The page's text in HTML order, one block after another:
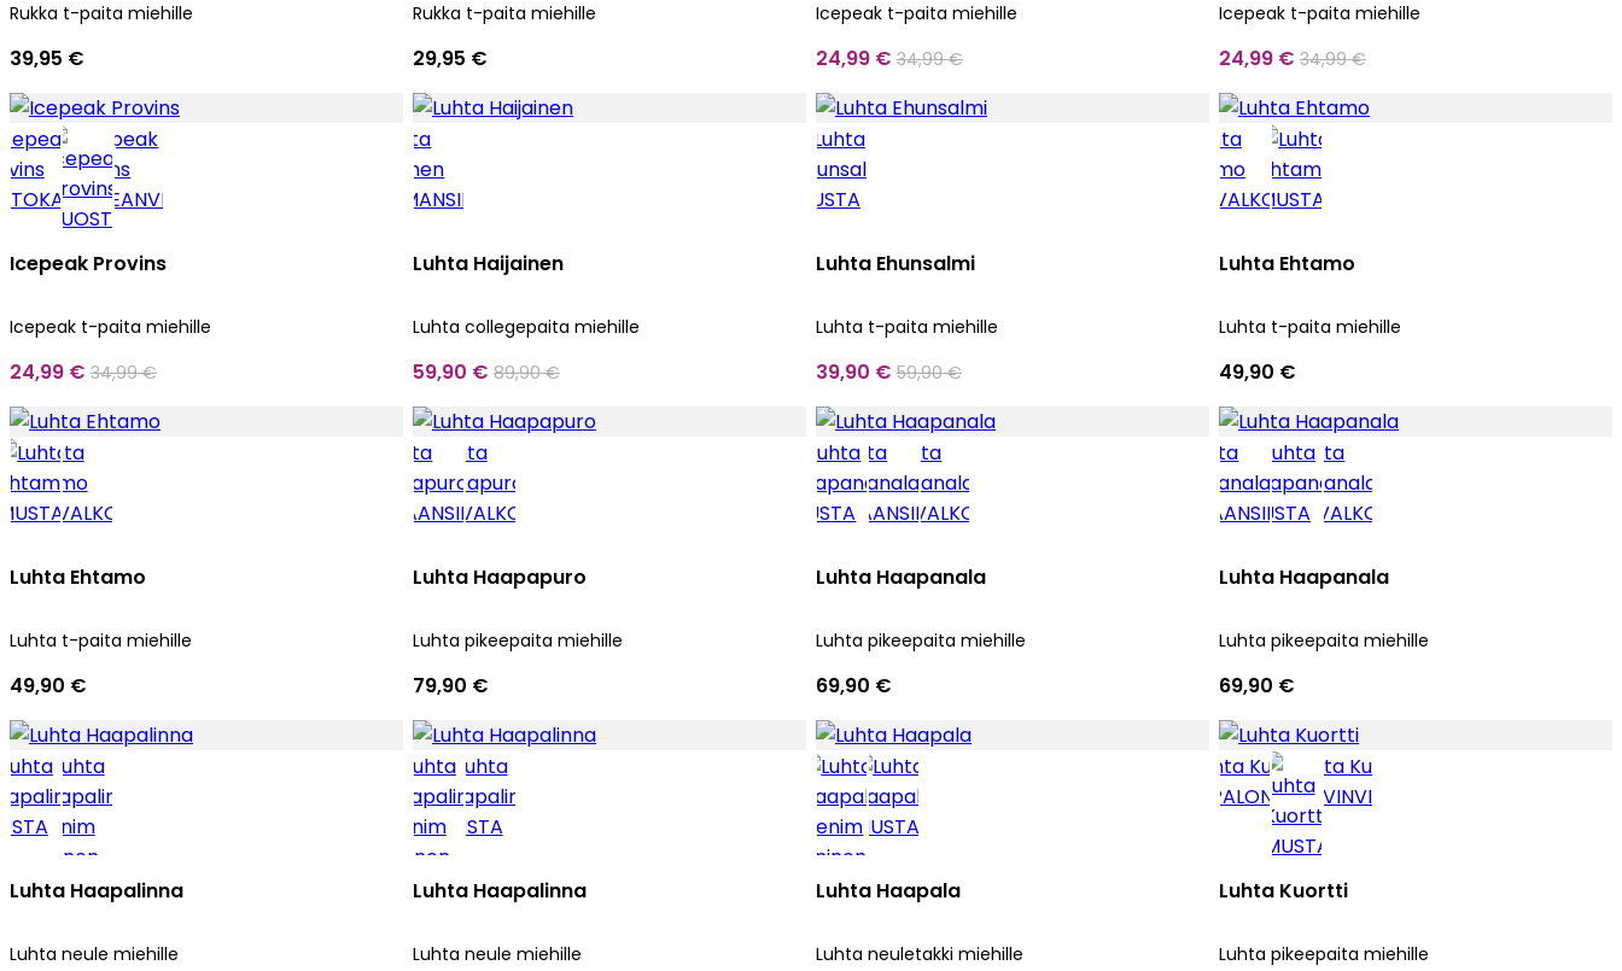
Rukka t-paita miehille
39,95 €
Rukka t-paita miehille
29,95 €
Icepeak t-paita miehille
24,99 € 34,99 €
Icepeak t-paita miehille
24,99 € 34,99 €
Icepeak Provins
Icepeak t-paita miehille
24,99 € 34,99 €
Luhta Haijainen
Luhta collegepaita miehille
59,90 € 89,90 €
Luhta Ehunsalmi
Luhta t-paita miehille
39,90 € 59,90 €
Luhta Ehtamo
Luhta t-paita miehille
49,90 €
Luhta Ehtamo
Luhta t-paita miehille
49,90 €
Luhta Haapapuro
Luhta pikeepaita miehille
79,90 €
Luhta Haapanala
Luhta pikeepaita miehille
69,90 €
Luhta Haapanala
Luhta pikeepaita miehille
69,90 €
Luhta Haapalinna
Luhta neule miehille
Luhta Haapalinna
Luhta neule miehille
Luhta Haapala
Luhta neuletakki miehille
Luhta Kuortti
Luhta pikeepaita miehille